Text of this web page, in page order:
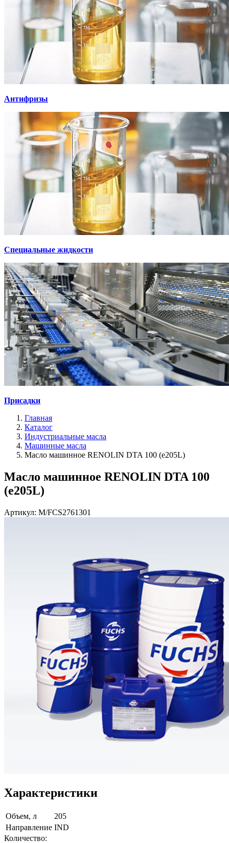
Антифризы
Специальные жидкости
Присадки
Главная
Каталог
Индустриальные масла
Машинные масла
Масло машинное RENOLIN DTA 100 (e205L)
Масло машинное RENOLIN DTA 100
(e205L)
Артикул: M/FCS2761301
Характеристики
Объем, л
205
Направление IND
Количество: